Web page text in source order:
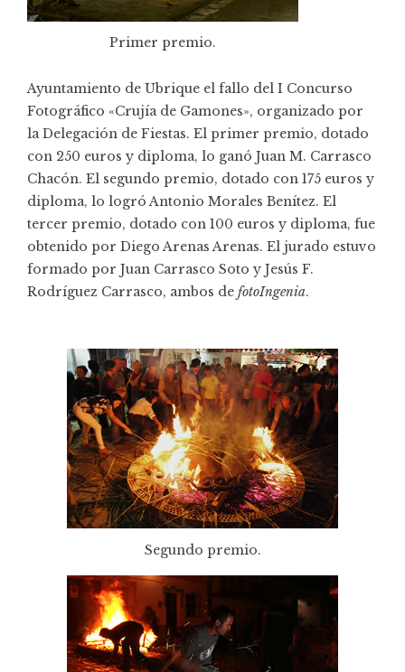
Primer premio.
Ayuntamiento de Ubrique el fallo del I Concurso
Fotográfico «Crujía de Gamones», organizado por
la Delegación de Fiestas. El primer premio, dotado
con 250 euros y diploma, lo ganó Juan M. Carrasco
Chacón. El segundo premio, dotado con 175 euros y
diploma, lo logró Antonio Morales Benítez. El
tercer premio, dotado con 100 euros y diploma, fue
obtenido por Diego Arenas Arenas. El jurado estuvo
formado por Juan Carrasco Soto y Jesús F.
Rodríguez Carrasco, ambos de fotoIngenia.
Segundo premio.